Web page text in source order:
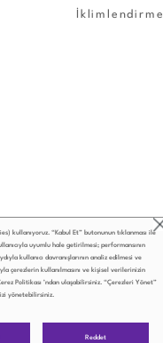
kullanıyoruz. “Kabul Et” butonunun tıklanması ile
uyumlu hale getirilmesi; performansının
kullanıcı davranışlarının analiz edilmesi ve
çerezlerin kullanılmasını ve kişisel verilerinizin
Politikası ’ndan ulaşabilirsiniz. “Çerezleri Yönet”
yönetebilirsiniz.
İklimlendirme